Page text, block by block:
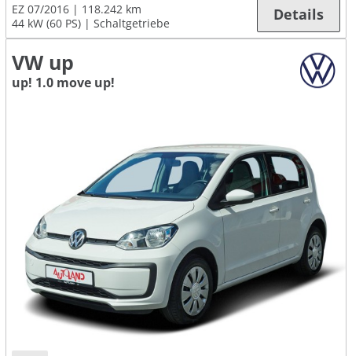
EZ 07/2016
118.242 km
44 kW (60 PS)
Schaltgetriebe Details
VW up
up! 1.0 move up!